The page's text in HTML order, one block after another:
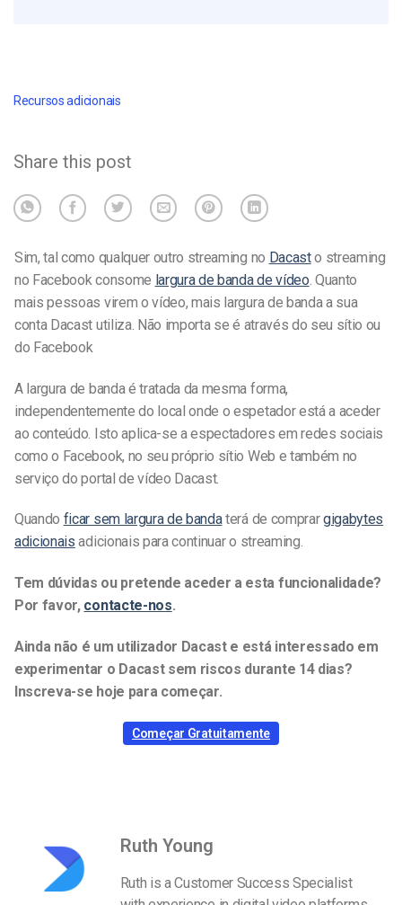
Recursos adicionais
Share this post
Sim, tal como qualquer outro streaming no Dacasto streaming
no Facebook consome largura de banda de vídeo . Quanto
mais pessoas virem o vídeo, mais largura de banda a sua
conta Dacast utiliza. Não importa se é através do seu sítio ou
do Facebook
A largura de banda é tratada da mesma forma,
independentemente do local onde o espetador está a aceder
ao conteúdo. Isto aplica-se a espectadores em redes sociais
como o Facebook, no seu próprio sítio Web e também no
serviço do portal de vídeo Dacast.
Quando ficar sem largura de bandaterá de comprargigabytes
adicionais adicionais para continuar o streaming.
Tem dúvidas ou pretende aceder a esta funcionalidade?
Por favor, contacte-nos.
Ainda não é um utilizador Dacast e está interessado em
experimentar o Dacast sem riscos durante 14 dias?
Inscreva-se hoje para começar.
Começar Gratuitamente
Ruth Young
Ruth is a Customer Success Specialist